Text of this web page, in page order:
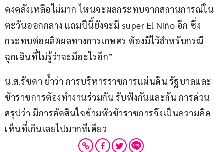
คงคลังเหลือไม่มาก ไหนจะผลกระทบจากสถานการณ์ใน
ตะวันออกกลาง แถมปีนี้ยังจะมี super El Niño อีก ซึ่ง
กระทบต่อผลิตผลทางการเกษตร ต้องมีไว้สำหรับกรณี
ฉุกเฉินที่ไม่รู้ว่าจะมีอะไรอีก”
น.ส.รัชดา ย้ำว่า การบริหารราชการแผ่นดิน รัฐบาลและ
ข้าราชการต้องทำงานร่วมกัน รับฟังกันและกัน การด่วน
สรุปว่า มีการตัดสินใจข้ามหัวข้าราชการจึงเป็นความคิด
เห็นที่เกินเลยไปมากทีเดียว